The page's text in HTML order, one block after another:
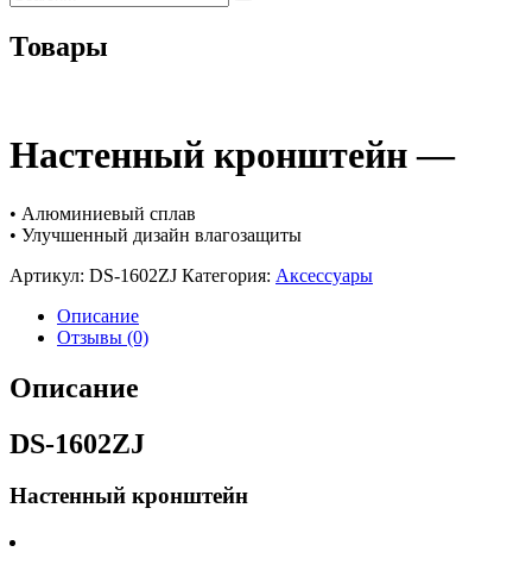
Товары
Настенный кронштейн —
• Алюминиевый сплав
• Улучшенный дизайн влагозащиты
Артикул: DS-1602ZJ Категория: Аксессуары
Описание
Отзывы (0)
Описание
DS-1602ZJ
Настенный кронштейн